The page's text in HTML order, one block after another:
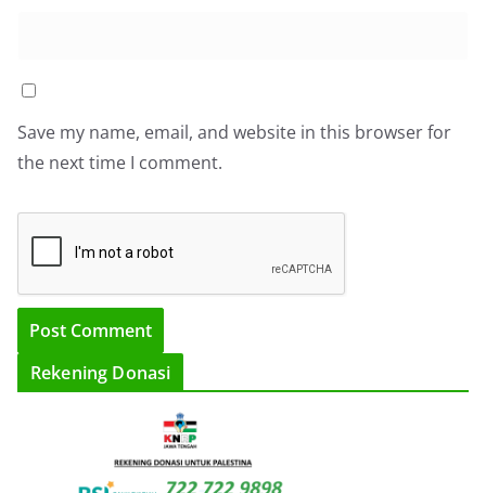
Save my name, email, and website in this browser for
the next time I comment.
Rekening Donasi